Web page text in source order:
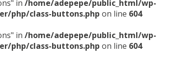
in /home/adepepe/public_html/wp-
php/class-buttons.php on line 604
in /home/adepepe/public_html/wp-
php/class-buttons.php on line 604